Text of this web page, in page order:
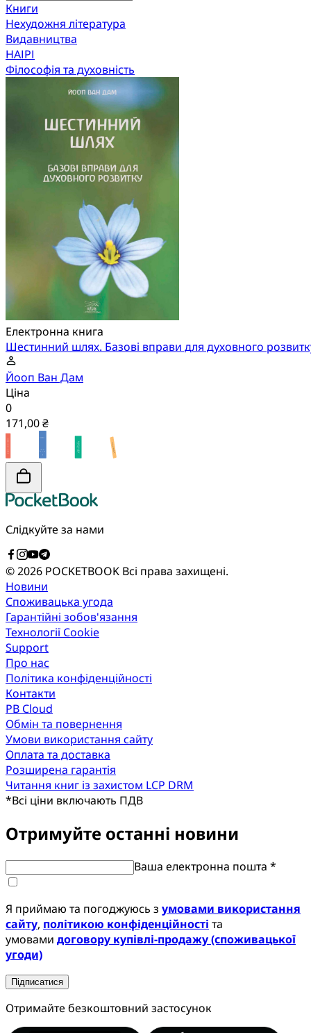
Книги
Нехудожня література
Видавництва
НАІРІ
Філософія та духовність
Електронна книга
Шестинний шлях. Базові вправи для духовного
Йооп Ван Дам
Ціна
0
171,00 ₴
Слідкуйте за нами
© 2026 POCKETBOOK Всі права захищені.
Новини
Споживацька угода
Гарантійні зобов'язання
Технології Cookie
Support
Про нас
Політика конфіденційності
Контакти
PB Cloud
Обмін та повернення
Умови використання сайту
Оплата та доставка
Розширена гарантія
Читання книг із захистом LCP DRM
*Всі ціни включають ПДВ
Отримуйте останні новини
Ваша електронна пошта *
Я приймаю та погоджуюсь з умовами використання
сайту, політикою конфіденційності та
умовами договору купівлі-продажу (споживацької
угоди)
Підписатися
Отримайте безкоштовний застосунок